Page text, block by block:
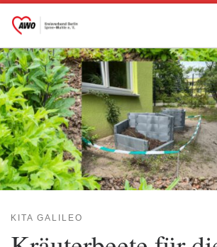
Zum Inhalt springen
KITA GALILEO